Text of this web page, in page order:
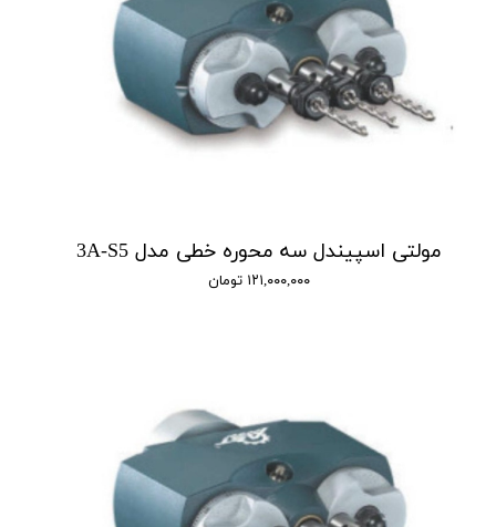
مولتی اسپیندل سه محوره خطی مدل 3A-S5
۱۲۱,۰۰۰,۰۰۰ تومان